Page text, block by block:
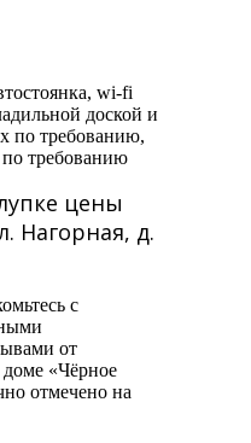
wi-fi
доской и
по требованию,
по требованию
цены
Нагорная, д.
с
от
«Чёрное
отмечено на